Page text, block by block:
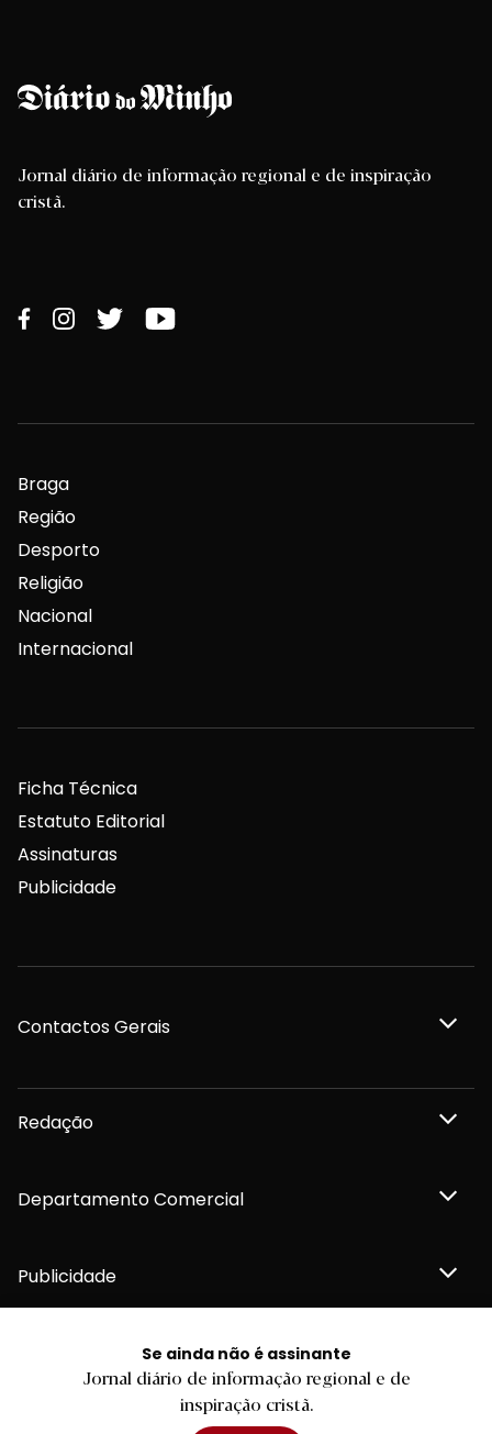
Se ainda não é assinante
Jornal diário de informação regional e de
inspiração cristã.
Jornal diário de informação regional e de inspiração
cristã.
Braga
Região
Desporto
Religião
Nacional
Internacional
Ficha Técnica
Estatuto Editorial
Assinaturas
Publicidade
Contactos Gerais
Redação
Departamento Comercial
Publicidade
Privacidade e Cookies
Declaração de compromisso FSC®